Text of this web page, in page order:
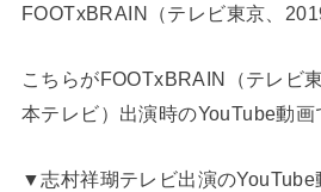
FOOTxBRAIN（テレビ東京、
こちらがFOOTxBRAIN（テレビ
本テレビ）出演時のYouTube動画
▼志村祥瑚テレビ出演のYouTube